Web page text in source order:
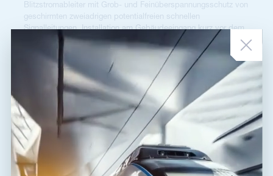
Blitzstromableiter mit Grob- und Feinüberspannungsschutz von
geschirmten zweiadrigen potentialfreien schnellen
Signalleitungen, Installation am Gebäudeeingang kurz vor dem
geschützten Gerät, 12 V DC, max. 1 A, Ersatzmodul,
Signalmasse von der Schutzerde getrennt